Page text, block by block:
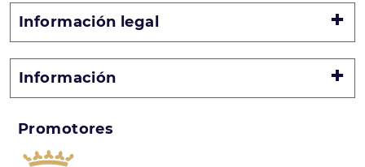
Información legal
Información
Promotores